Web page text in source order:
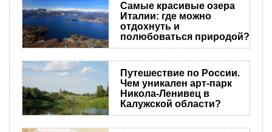
Самые красивые озера
Италии: где можно
отдохнуть и
полюбоваться природой?
Путешествие по России.
Чем уникален арт-парк
Никола-Ленивец в
Калужской области?